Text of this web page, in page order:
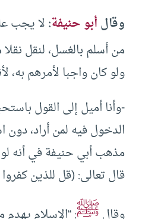
وقالأبو حنيفة:لا يجب
من أسلم بالغسل، لنقل نقلا
ولو كان واجبا لأمرهم به،
-وأنا أميل إلى القول
الدخول فيه لمن أراد،
مذهب أبي حنيفة في أنه لو
قال تعالى: (قل للذين
وقالﷺ: “الإسلام يهدم